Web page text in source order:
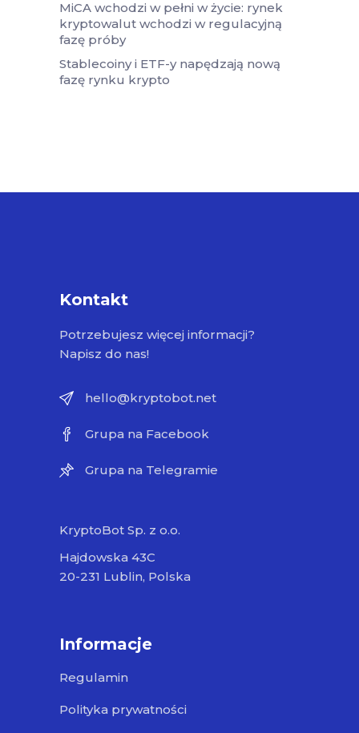
MiCA wchodzi w pełni w życie: rynek
kryptowalut wchodzi w regulacyjną
fazę próby
Stablecoiny i ETF-y napędzają nową
fazę rynku krypto
Kontakt
Potrzebujesz więcej informacji?
Napisz do nas!
hello@kryptobot.net
Grupa na Facebook
Grupa na Telegramie
KryptoBot Sp. z o.o.
Hajdowska 43C
20-231 Lublin, Polska
Informacje
Regulamin
Polityka prywatności